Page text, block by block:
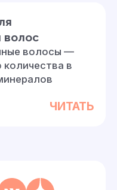
волос
волосы —
в
ЧИТАТЬ